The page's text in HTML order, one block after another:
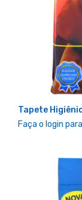
Tapete
Faça o login